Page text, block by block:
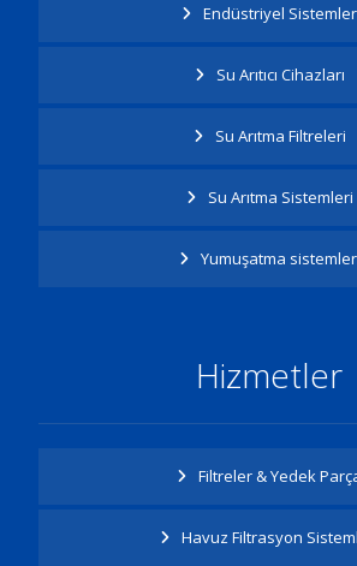
Endüstriyel Sistemler
Su Arıtıcı Cihazları
Su Arıtma Filtreleri
Su Arıtma Sistemleri
Yumuşatma
Hizmetler
Filtreler & Yedek
Havuz Filtrasyon